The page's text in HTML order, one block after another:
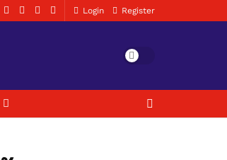
Login Register